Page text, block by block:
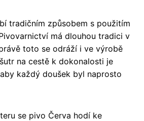
tradičním způsobem s použitím
má dlouhou tradici v
toto se odráží i ve výrobě
na cestě k dokonalosti je
každý doušek byl naprosto
se pivo Červa hodí ke